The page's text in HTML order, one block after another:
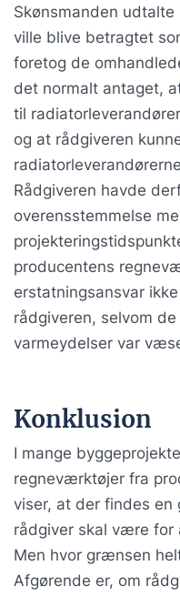
Skønsmanden
ville blive betragtet
foretog de
det normalt antaget,
til
og at rådgiveren
Rådgiveren havde
overensstemmelse
producentens
erstatningsansvar
rådgiveren, selvom
varmeydelser var
Konklusion
I mange
regneværktøjer fra
viser, at der findes
rådgiver skal være for
Men hvor grænsen
Afgørende er, om